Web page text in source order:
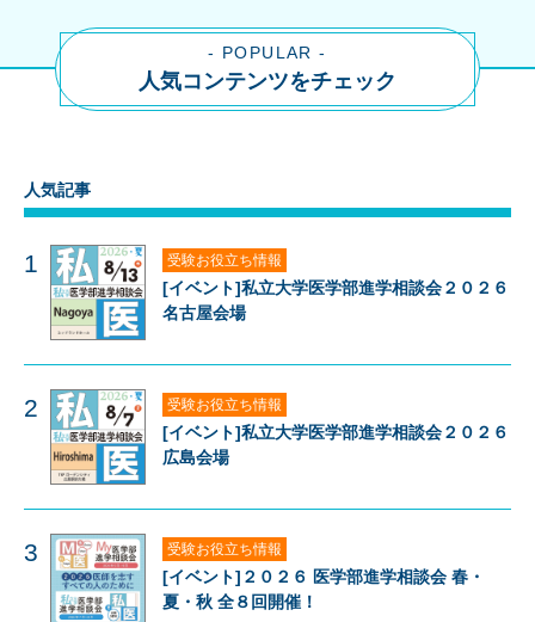
- POPULAR -
人気コンテンツをチェック
人気記事
1 受験お役立ち情報
[イベント]私立大学医学部進学相談会２０２６
名古屋会場
2 受験お役立ち情報
[イベント]私立大学医学部進学相談会２０２６
広島会場
3 受験お役立ち情報
[イベント]２０２６ 医学部進学相談会 春・
夏・秋 全８回開催！